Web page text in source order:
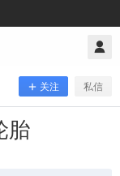
关注 私信
胎